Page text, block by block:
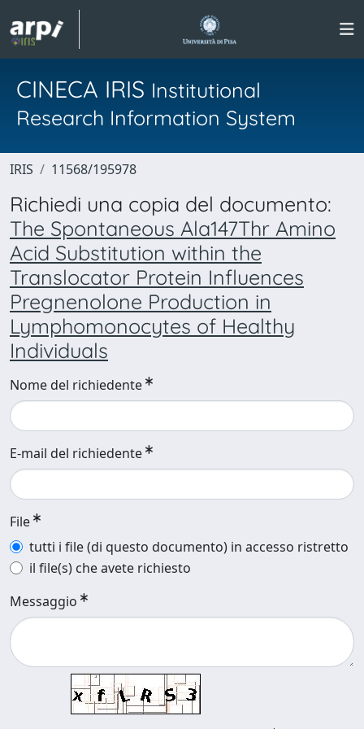
CINECA IRIS Institutional
Research Information System
IRIS 11568/195978
Richiedi una copia del documento:
The Spontaneous Ala147Thr Amino
Acid Substitution within the
Translocator Protein Influences
Pregnenolone Production in
Lymphomonocytes of Healthy
Individuals
Nome del richiedente
E-mail del richiedente
File
tutti i file (di questo documento) in accesso ristretto
il file(s) che avete richiesto
Messaggio